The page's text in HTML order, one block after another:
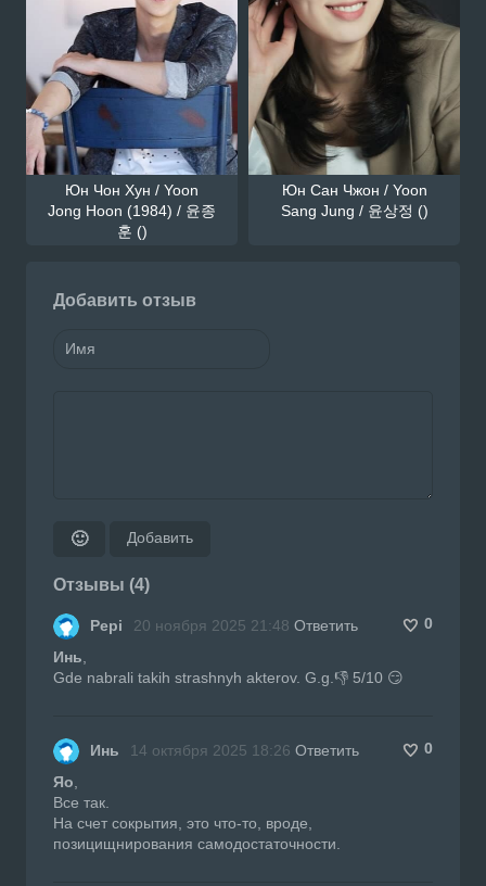
Юн Чон Хун / Yoon
Jong Hoon (1984) / 윤종
훈 ()
Юн Сан Чжон / Yoon
Sang Jung / 윤상정 ()
Добавить отзыв
🙂 Добавить
Отзывы (4)
Pepi 20 ноября 2025 21:48 Ответить
0
Инь
Gde nabrali takih strashnyh akterov. G.g.👎 5/10 😏
Инь 14 октября 2025 18:26 Ответить
0
Яо
Все так.
На счет сокрытия, это что-то, вроде,
позицищнирования самодостаточности.